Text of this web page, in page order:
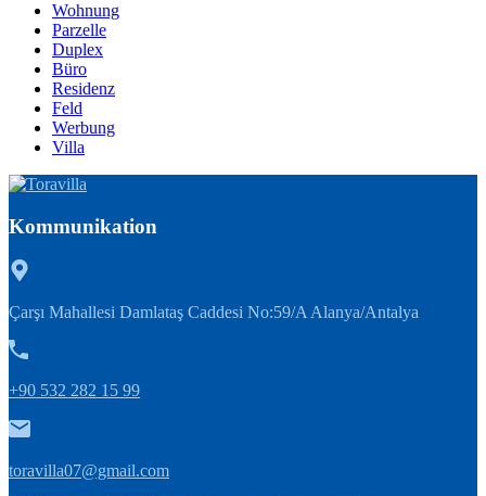
Wohnung
Parzelle
Duplex
Büro
Residenz
Feld
Werbung
Villa
Kommunikation
Çarşı Mahallesi Damlataş Caddesi No:59/A Alanya/Antalya
+90 532 282 15 99
toravilla07@gmail.com